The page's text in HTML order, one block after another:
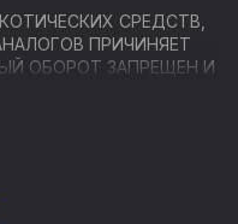
СРЕДСТВ,
ПРИЧИНЯЕТ
ОБОРОТ ЗАПРЕЩЕН И
во всем: первой
серьезными
выйти замуж,